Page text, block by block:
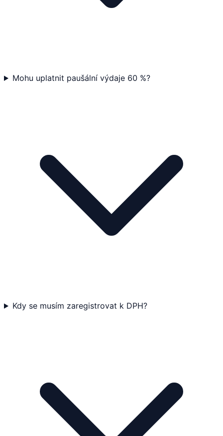
Mohu uplatnit paušální výdaje 60 %?
Kdy se musím zaregistrovat k DPH?